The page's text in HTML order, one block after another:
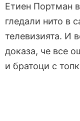
Етиен Портман
гледали нито в
телевизията. И
доказа, че все
и братоци с